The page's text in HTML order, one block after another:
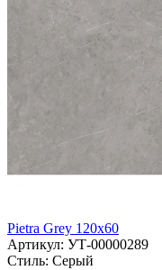
Pietra Grey 120x60
Артикул: УТ-00000289
Стиль: Серый